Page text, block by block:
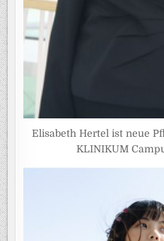
Elisabeth Hertel ist neue
KLINIKUM